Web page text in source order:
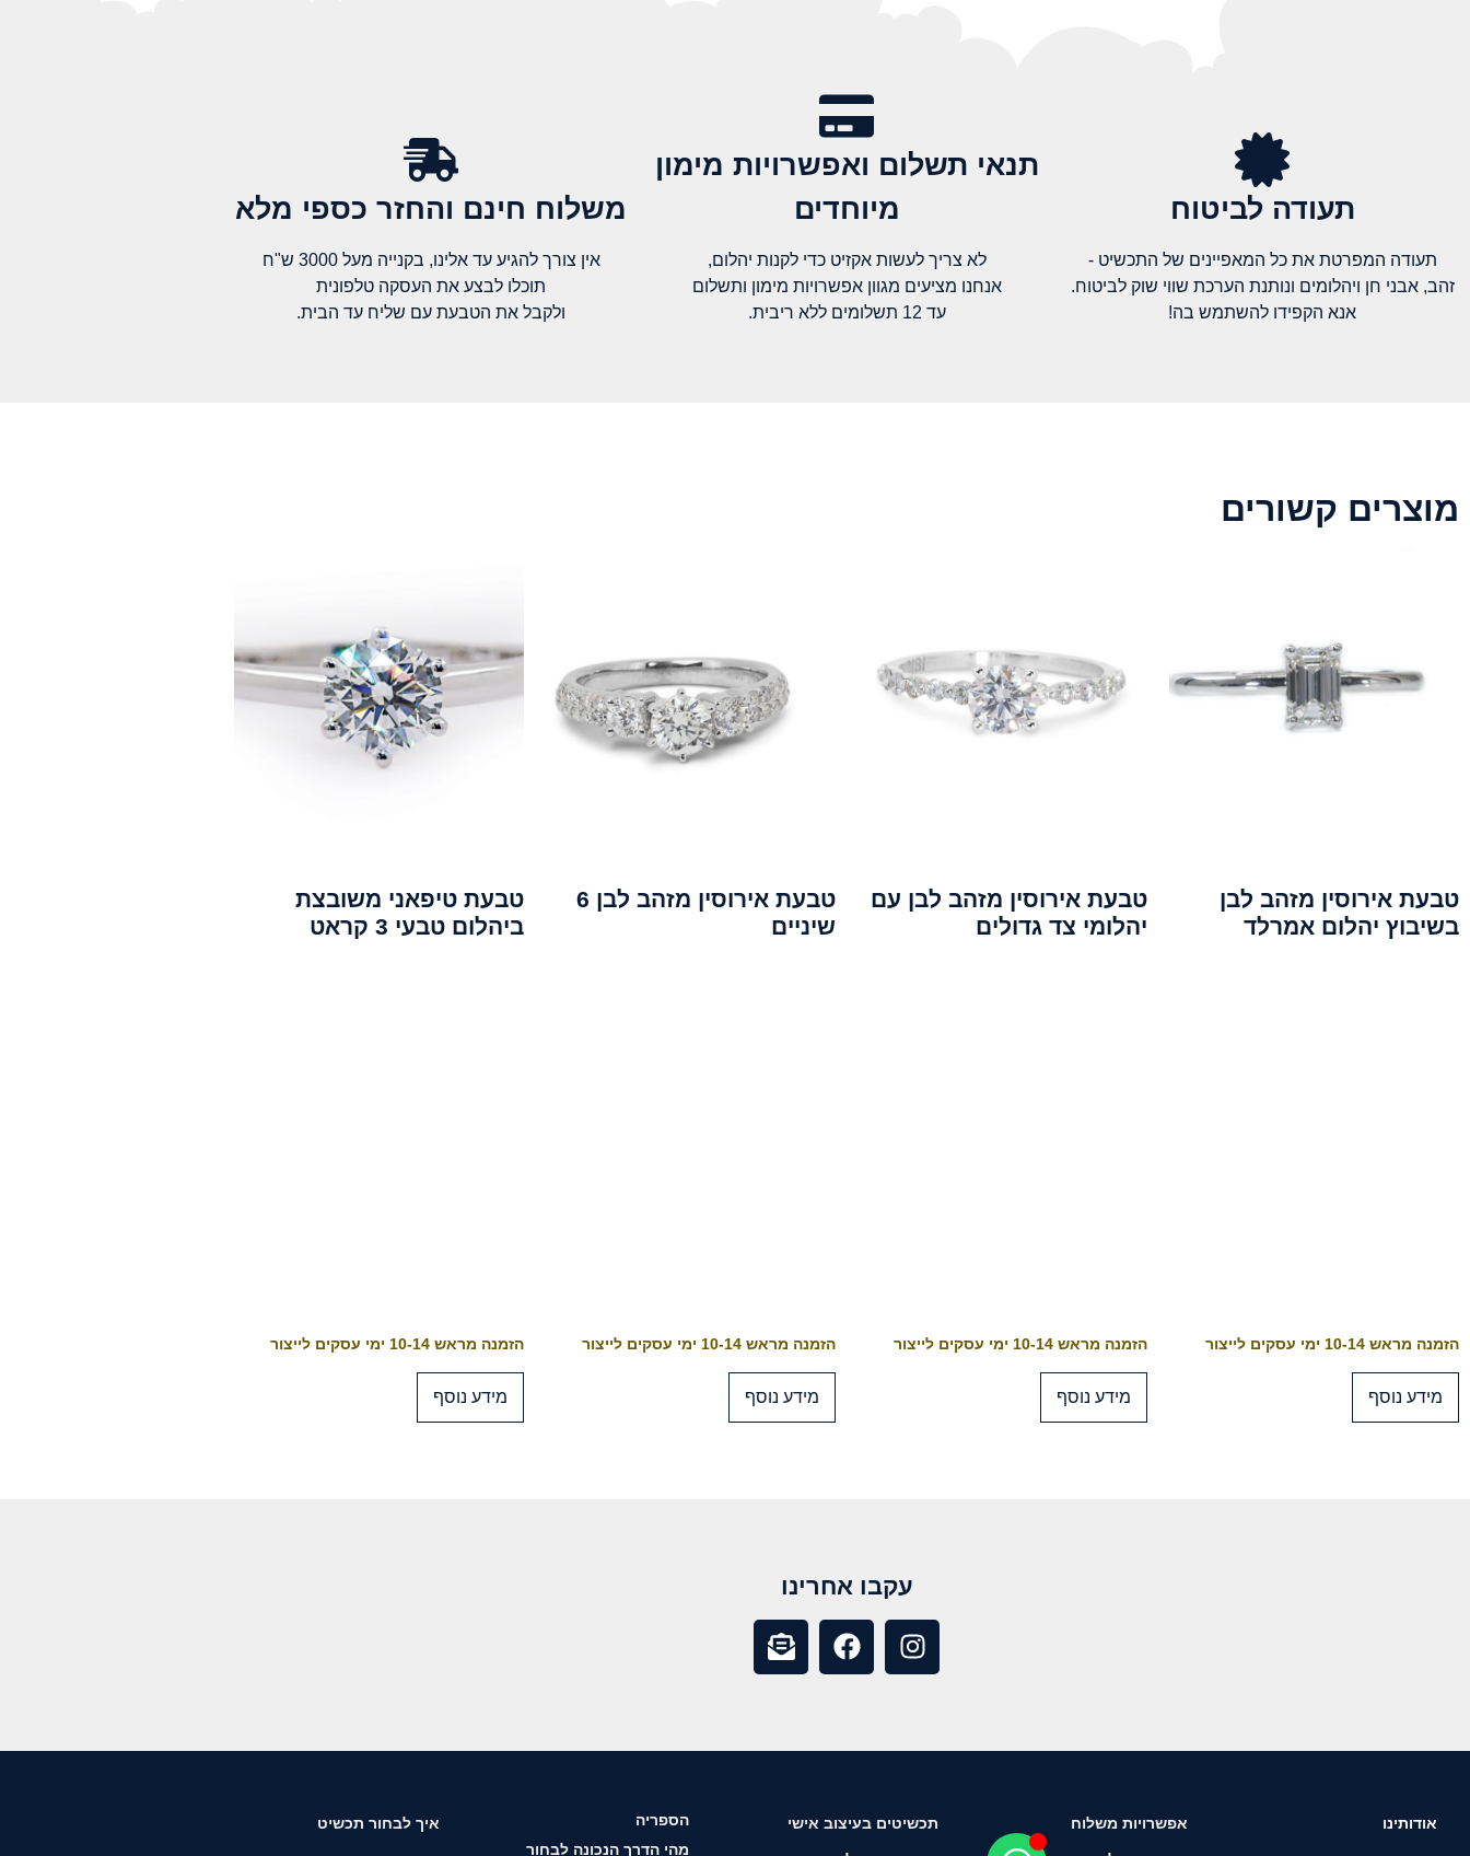
תעודה לביטוח
תעודה המפרטת את כל המאפיינים של התכשיט -
זהב, אבני חן ויהלומים ונותנת הערכת שווי שוק לביטוח.
אנא הקפידו להשתמש בה!
תנאי תשלום ואפשרויות מימון
מיוחדים
לא צריך לעשות אקזיט כדי לקנות יהלום,
אנחנו מציעים מגוון אפשרויות מימון ותשלום
עד 12 תשלומים ללא ריבית.
משלוח חינם והחזר כספי מלא​
אין צורך להגיע עד אלינו, בקנייה מעל 3000 ש"ח
תוכלו לבצע את העסקה טלפונית
ולקבל את הטבעת עם שליח עד הבית.
מוצרים קשורים
טבעת אירוסין מזהב לבן
בשיבוץ יהלום אמרלד
הזמנה מראש 10-14 ימי עסקים לייצור
מידע נוסף
טבעת אירוסין מזהב לבן עם
יהלומי צד גדולים
הזמנה מראש 10-14 ימי עסקים לייצור
מידע נוסף
טבעת אירוסין מזהב לבן 6
שיניים
הזמנה מראש 10-14 ימי עסקים לייצור
מידע נוסף
טבעת טיפאני משובצת
ביהלום טבעי 3 קראט
הזמנה מראש 10-14 ימי עסקים לייצור
מידע נוסף
עקבו אחרינו
אודותינו אפשרויות משלוח תכשיטים בעיצוב אישי
הספריה
מהי הדרך הנכונה לבחור
איך לבחור תכשיט